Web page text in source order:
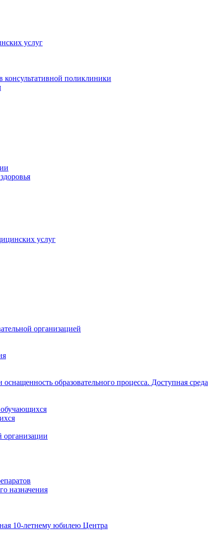
услуг
консультативной поликлиники
услуг
организацией
образовательного процесса. Доступная среда
организации
назначения
10-летнему юбилею Центра